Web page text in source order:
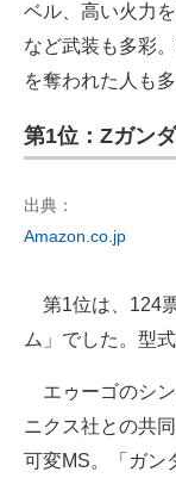
ベル、高い火力
など武装も多彩
を奪われた人も
第1位：Zガン
出典：
Amazon.co.jp
第1位は、124
ム」でした。型
エゥーゴのシン
ニクス社との共
可変MS。「ガン